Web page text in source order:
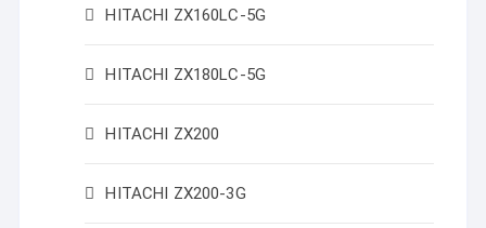
HITACHI ZX160LC-5G
HITACHI ZX180LC-5G
HITACHI ZX200
HITACHI ZX200-3G